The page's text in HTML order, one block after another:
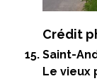
Crédit
Saint-
Le vieux